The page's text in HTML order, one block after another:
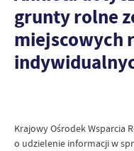
grunty rolne
miejscowych
Krajowy Ośrodek Wsparcia
o udzielenie informacji w